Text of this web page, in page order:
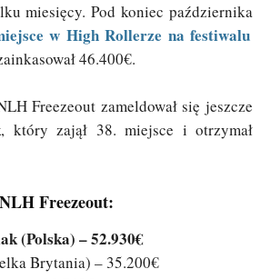
miesięcy. Pod koniec października
w High Rollerze na festiwalu
46.400€.
Freezeout zameldował się jeszcze
, który zajął 38. miejsce i otrzymał
Freezeout:
(Polska) – 52.930€
Brytania) – 35.200€